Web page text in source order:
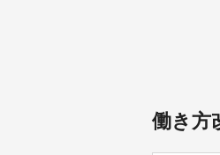
働き方